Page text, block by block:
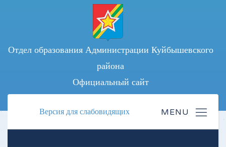
Отдел образования Администрации Куйбышевского
района
Официальный сайт
Версия для слабовидящих